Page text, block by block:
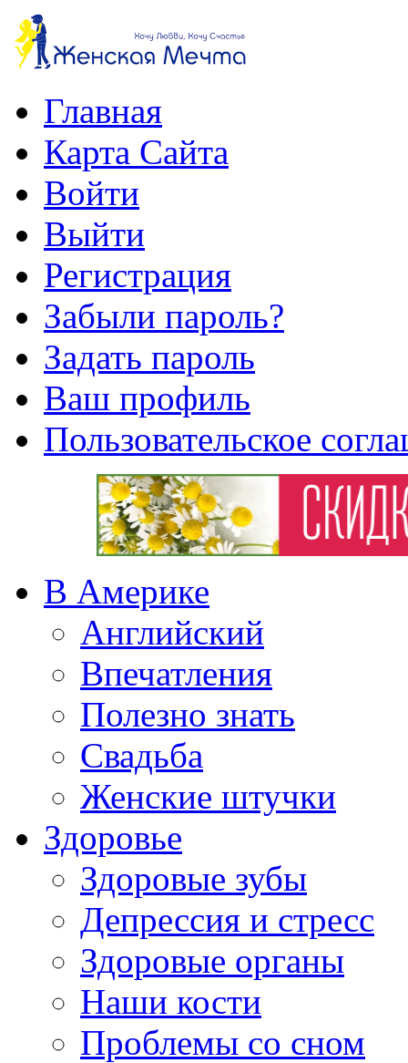
Главная
Карта Сайта
Войти
Выйти
Регистрация
Забыли пароль?
Задать пароль
Ваш профиль
Пользовательское
В Америке
Английский
Впечатления
Полезно знать
Свадьба
Женские штучки
Здоровье
Здоровые зубы
Депрессия и стресс
Здоровые органы
Наши кости
Проблемы со сном